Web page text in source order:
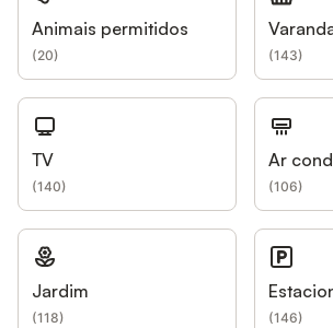
Animais permitidos
(20) (143)
TV
(140)
Ar
(106)
Jardim
(118) (146)